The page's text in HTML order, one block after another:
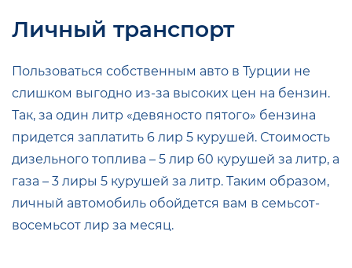
Личный транспорт
Пользоваться собственным авто в Турции не
слишком выгодно из-за высоких цен на бензин.
Так, за один литр «девяносто пятого» бензина
придется заплатить 6 лир 5 курушей. Стоимость
дизельного топлива – 5 лир 60 курушей за литр, а
газа – 3 лиры 5 курушей за литр. Таким образом,
личный автомобиль обойдется вам в семьсот-
восемьсот лир за месяц.